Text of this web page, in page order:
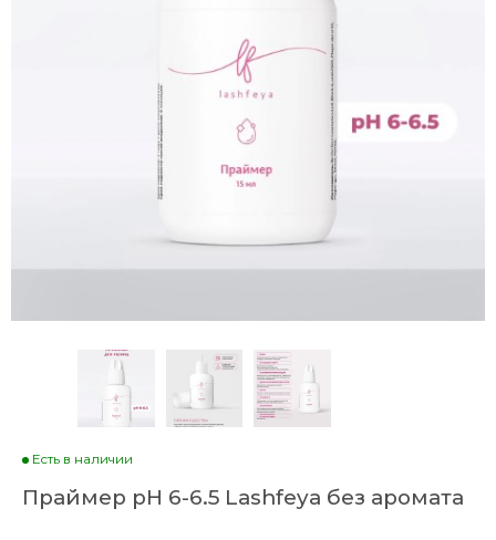
Есть в наличии
Праймер pH 6-6.5 Lashfeya без аромата